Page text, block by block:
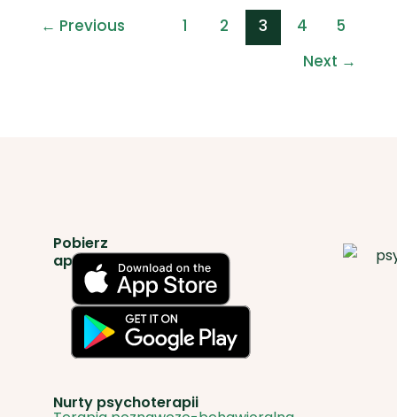
← Previous 1 2 3 4
5
Next →
Pobierz
aplikację
Nurty psychoterapii